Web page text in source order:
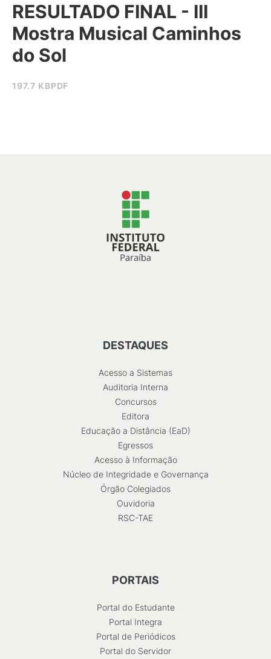
197.7 KBPDF
RESULTADO FINAL - III
Mostra Musical Caminhos
do Sol
DESTAQUES
Acesso a Sistemas
Auditoria Interna
Concursos
Editora
Educação a Distância (EaD)
Egressos
Acesso à Informação
Núcleo de Integridade e Governança
Órgão Colegiados
Ouvidoria
RSC-TAE
PORTAIS
Portal do Estudante
Portal Integra
Portal de Periódicos
Portal do Servidor